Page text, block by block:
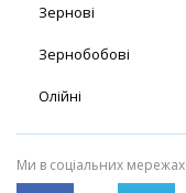
Зернові
Зернобобові
Олійні
Ми в соціальних мережах